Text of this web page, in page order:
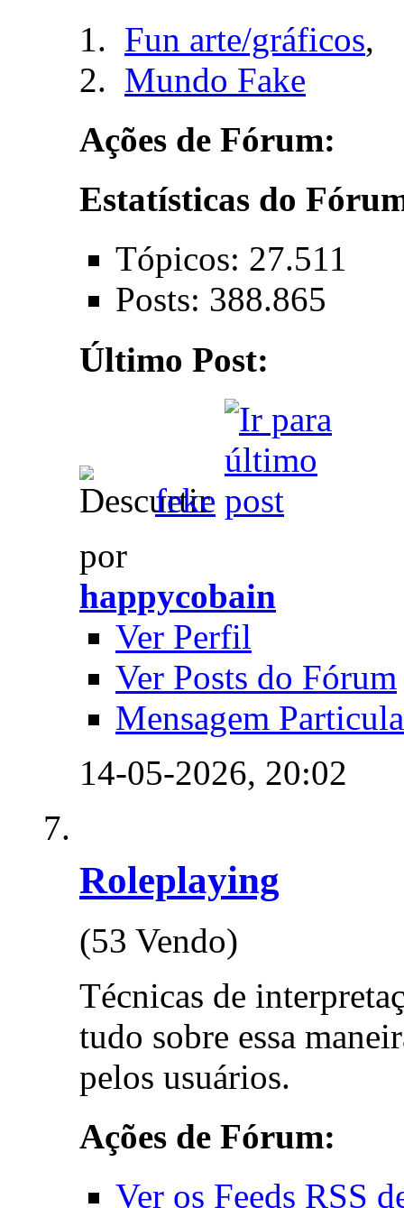
Fun arte/gráficos,
Mundo Fake
Ações de Fórum:
Estatísticas do
Tópicos: 27.511
Posts: 388.865
Último Post:
feke
por
happycobain
Ver Perfil
Ver Posts do Fórum
Mensagem
14-05-2026, 20:02
Roleplaying
(53 Vendo)
Técnicas de
tudo sobre essa
pelos usuários.
Ações de Fórum:
Ver os Feeds RSS